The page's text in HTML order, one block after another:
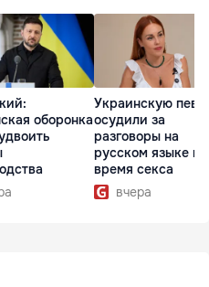
оборонка
Украинскую
осудили за
разговоры на
русском языке во
время секса
вчера